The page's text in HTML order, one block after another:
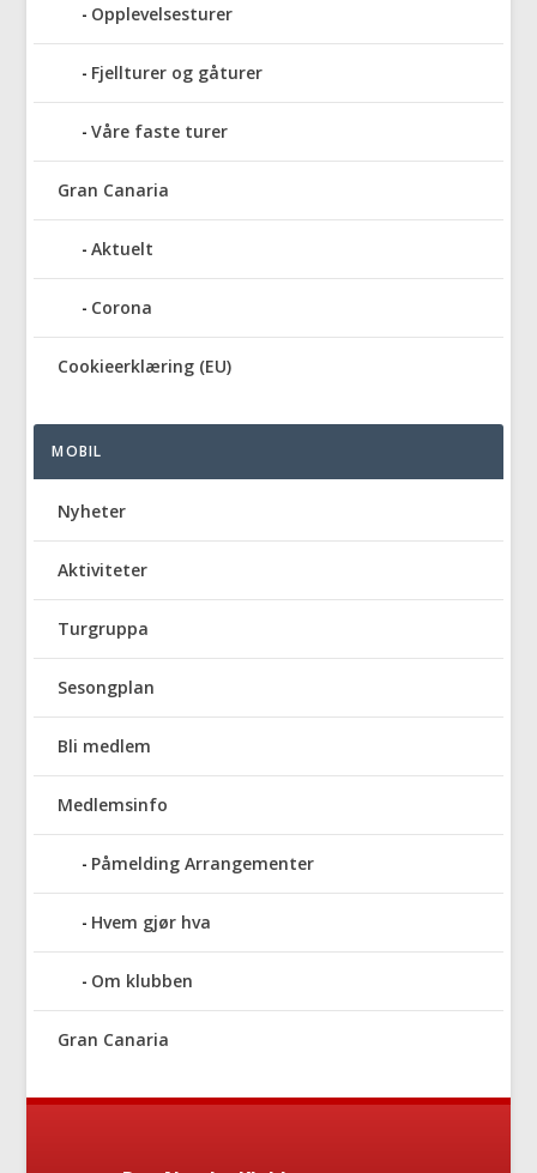
Opplevelsesturer
Fjellturer og gåturer
Våre faste turer
Gran Canaria
Aktuelt
Corona
Cookieerklæring (EU)
MOBIL
Nyheter
Aktiviteter
Turgruppa
Sesongplan
Bli medlem
Medlemsinfo
Påmelding Arrangementer
Hvem gjør hva
Om klubben
Gran Canaria